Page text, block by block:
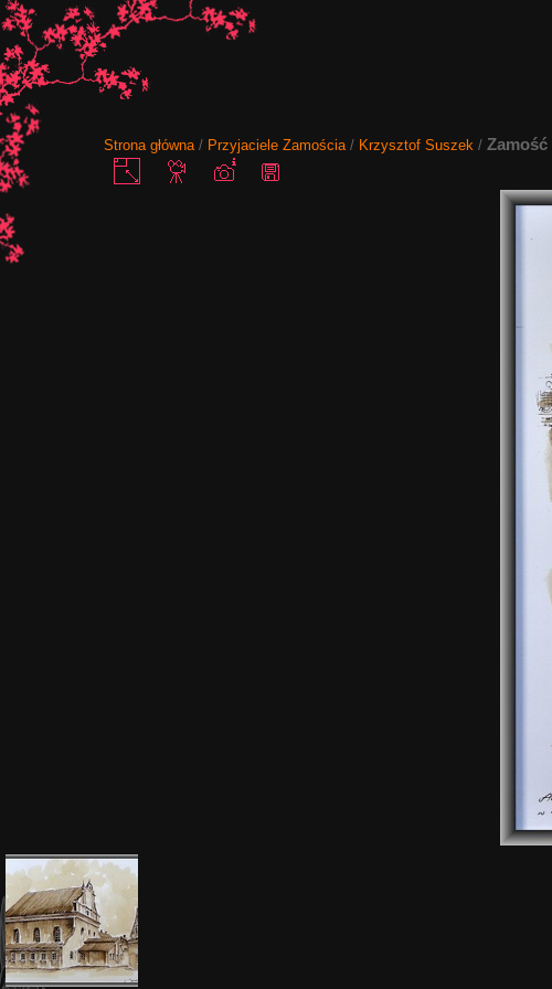
Strona główna / Przyjaciele Zamościa / Krzysztof Suszek /Zamość